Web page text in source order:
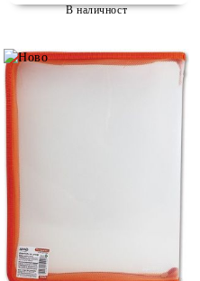
В наличност